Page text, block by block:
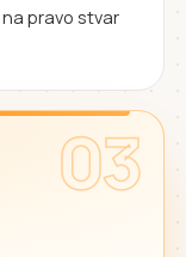
pravo stvar
03